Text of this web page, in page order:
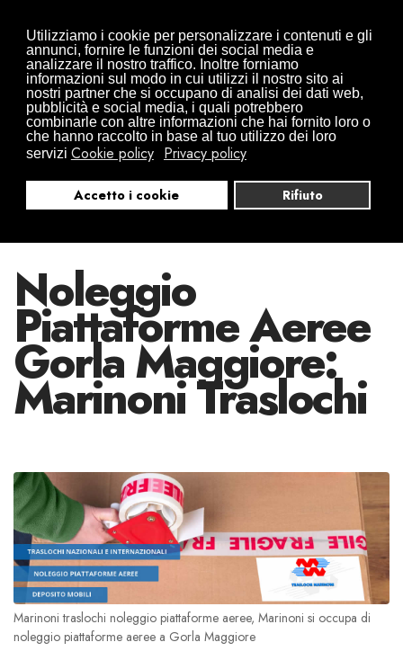
Utilizziamo i cookie per personalizzare i contenuti e gli
annunci, fornire le funzioni dei social media e
analizzare il nostro traffico. Inoltre forniamo
informazioni sul modo in cui utilizzi il nostro sito ai
nostri partner che si occupano di analisi dei dati web,
pubblicità e social media, i quali potrebbero
combinarle con altre informazioni che hai fornito loro o
che hanno raccolto in base al tuo utilizzo dei loro
servizi Cookie policy Privacy policy
Accetto i cookie Rifiuto
0322497832
+39 346 0941416
info@traslochimarinoni.it
Noleggio
Piattaforme Aeree
Gorla Maggiore:
Marinoni Traslochi
Marinoni traslochi noleggio piattaforme aeree, Marinoni si occupa di
noleggio piattaforme aeree a Gorla Maggiore